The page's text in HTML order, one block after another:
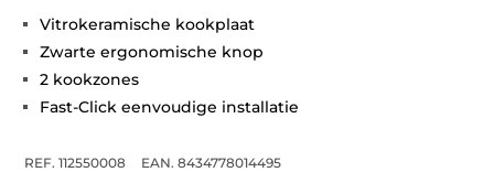
Vitrokeramische kookplaat
Zwarte ergonomische knop
2 kookzones
Fast-Click eenvoudige installatie
REF. 112550008
EAN. 8434778014495